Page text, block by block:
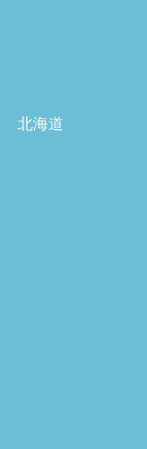
北海道